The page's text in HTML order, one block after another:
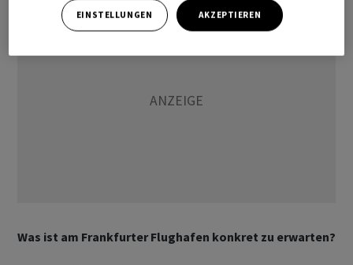
Was ist am Frankfurter Flughafen konkret zu erwarten?
EINSTELLUNGEN AKZEPTIEREN